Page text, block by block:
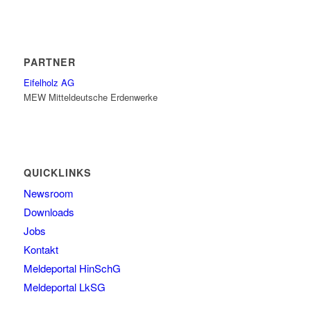
PARTNER
Eifelholz AG
MEW Mitteldeutsche Erdenwerke
QUICKLINKS
Newsroom
Downloads
Jobs
Kontakt
Meldeportal HinSchG
Meldeportal LkSG